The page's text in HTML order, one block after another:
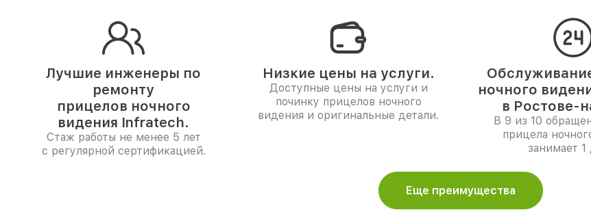
Лучшие инженеры по
ремонту
прицелов ночного
видения Infratech.
Стаж работы не менее 5 лет
с регулярной сертификацией.
Низкие цены на услуги.
Доступные цены на услуги и
починку прицелов ночного
видения и оригинальные детали.
ночного
в Ростове-
В 9 из 10
прицела
занимает 1
Еще преимущества